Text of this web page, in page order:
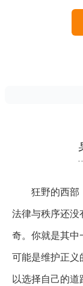
狂野的西部
法律与秩序还
奇。你就是其
可能是维护正
以选择自己的